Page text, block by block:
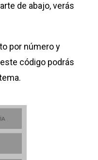
de abajo, verás
por número y
este código podrás